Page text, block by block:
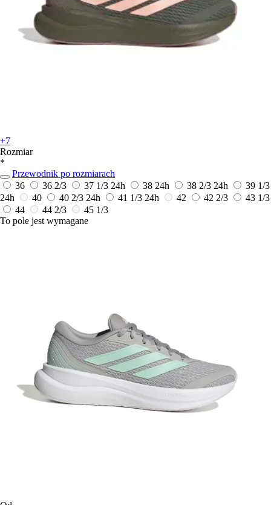
+7
Rozmiar
*
Przewodnik po rozmiarach
36
36 2/3 37 1/3 24h 38 24h 38 2/3 24h
39 1/3
24h
40 40 2/3 24h 41 1/3 24h 42 42 2/3
43 1/3
44
44 2/3
45 1/3
To pole jest wymagane